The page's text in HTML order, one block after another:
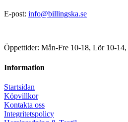
E-post: info@billingska.se
Öppettider: Mån-Fre 10-18, Lör 10-
Information
Startsidan
Köpvillkor
Kontakta oss
Integritetspolicy